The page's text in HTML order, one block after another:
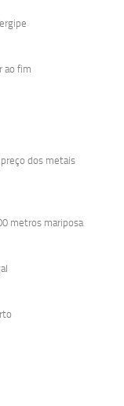
ao fim
dos metais
metros mariposa